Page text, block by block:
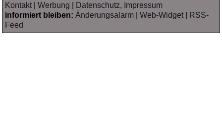
Kontakt|Werbung
Datenschutz, Impressum
informiert bleiben: Änderungsalarm |Web-Widget|
RSS-
Feed